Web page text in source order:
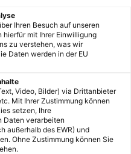
Ihren Besuch auf unseren
hierfür mit Ihrer Einwilligung
zu verstehen, was wir
Daten werden in der EU
Video, Bilder) via Drittanbieter
Mit Ihrer Zustimmung können
setzen, Ihre
Daten verarbeiten
außerhalb des EWR) und
Ohne Zustimmung können Sie